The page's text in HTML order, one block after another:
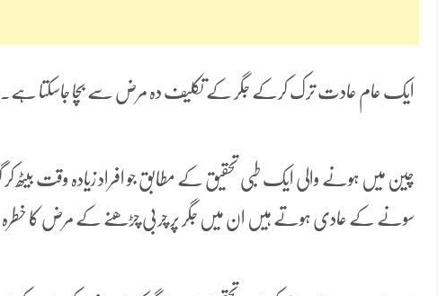
ایک عام عادت ترک کرکے جگر کے تکلیف دہ مرض سے بچا جاسکتا ہے۔
چین میں ہونے والی ایک طبی تحقیق کے مطابق جو افراد زیادہ وقت بیٹھ
سونے کے عادی ہوتے ہیں ان میں جگر پر چربی چڑھنے کے مرض کا خطرہ